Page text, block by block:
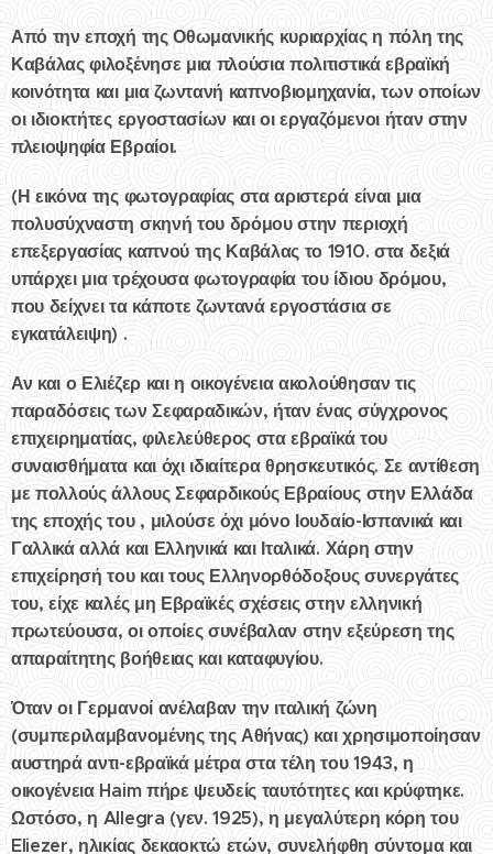
Από την εποχή της Οθωμανικής κυριαρχίας η πόλη της
Καβάλας φιλοξένησε μια πλούσια πολιτιστικά εβραϊκή
κοινότητα και μια ζωντανή καπνοβιομηχανία, των οποίων
οι ιδιοκτήτες εργοστασίων και οι εργαζόμενοι ήταν στην
πλειοψηφία Εβραίοι.
(Η εικόνα της φωτογραφίας στα αριστερά είναι μια
πολυσύχναστη σκηνή του δρόμου στην περιοχή
επεξεργασίας καπνού της Καβάλας το 1910. στα δεξιά
υπάρχει μια τρέχουσα φωτογραφία του ίδιου δρόμου,
που δείχνει τα κάποτε ζωντανά εργοστάσια σε
εγκατάλειψη) .
Αν και ο Ελιέζερ και η οικογένεια ακολούθησαν τις
παραδόσεις των Σεφαραδικών, ήταν ένας σύγχρονος
επιχειρηματίας, φιλελεύθερος στα εβραϊκά του
συναισθήματα και όχι ιδιαίτερα θρησκευτικός. Σε αντίθεση
με πολλούς άλλους Σεφαρδικούς Εβραίους στην Ελλάδα
της εποχής του , μιλούσε όχι μόνο Ιουδαίο-Ισπανικά και
Γαλλικά αλλά και Ελληνικά και Ιταλικά. Χάρη στην
επιχείρησή του και τους Ελληνορθόδοξους συνεργάτες
του, είχε καλές μη Εβραϊκές σχέσεις στην ελληνική
πρωτεύουσα, οι οποίες συνέβαλαν στην εξεύρεση της
απαραίτητης βοήθειας και καταφυγίου.
Όταν οι Γερμανοί ανέλαβαν την ιταλική ζώνη
(συμπεριλαμβανομένης της Αθήνας) και χρησιμοποίησαν
αυστηρά αντι-εβραϊκά μέτρα στα τέλη του 1943, η
οικογένεια Haim πήρε ψευδείς ταυτότητες και κρύφτηκε.
Ωστόσο, η Allegra (γεν. 1925), η μεγαλύτερη κόρη του
Eliezer, ηλικίας δεκαοκτώ ετών, συνελήφθη σύντομα και